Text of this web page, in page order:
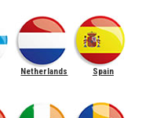
Netherlands Spain